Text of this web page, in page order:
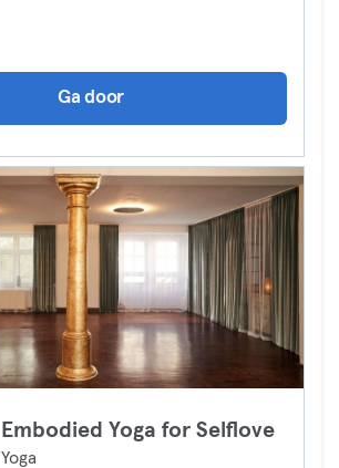
Ga door
Embodied Yoga for Selflove
Yoga